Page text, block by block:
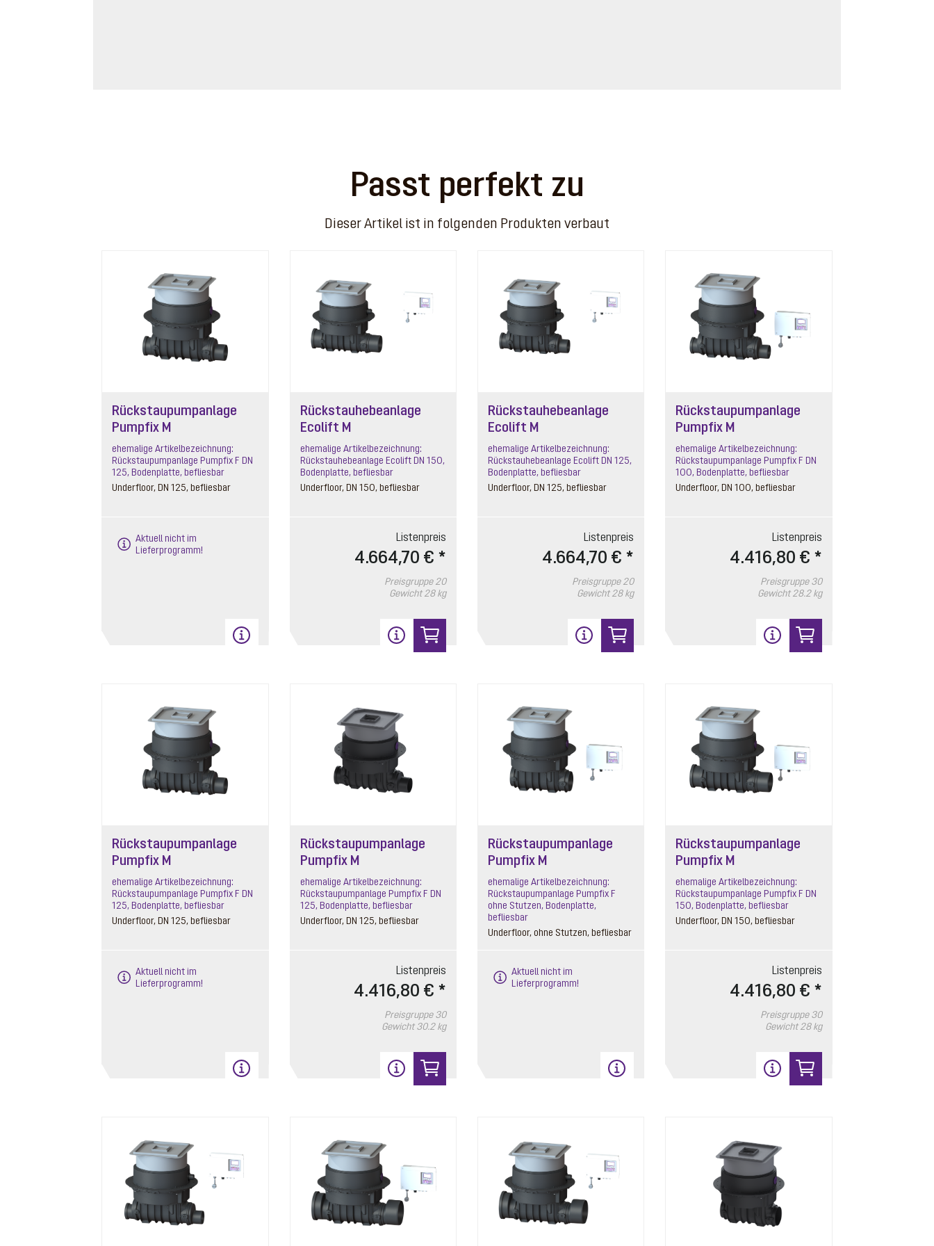
Passt perfekt zu
Dieser Artikel ist in folgenden Produkten verbaut
Rückstaupumpanlage
Pumpfix M
ehemalige Artikelbezeichnung:
Rückstaupumpanlage Pumpfix F DN
125, Bodenplatte, befliesbar
Underfloor, DN 125, befliesbar
Aktuell nicht im
Lieferprogramm!
Rückstauhebeanlage
Ecolift M
ehemalige Artikelbezeichnung:
Rückstauhebeanlage Ecolift DN 150,
Bodenplatte, befliesbar
Underfloor, DN 150, befliesbar
Listenpreis
4.664,70 € *
Preisgruppe 20
Gewicht 28 kg
Rückstauhebeanlage
Ecolift M
ehemalige Artikelbezeichnung:
Rückstauhebeanlage Ecolift DN 125,
Bodenplatte, befliesbar
Underfloor, DN 125, befliesbar
Listenpreis
4.664,70 € *
Preisgruppe 20
Gewicht 28 kg
Rückstaupumpanlage
Pumpfix M
ehemalige Artikelbezeichnung:
Rückstaupumpanlage Pumpfix F DN
100, Bodenplatte, befliesbar
Underfloor, DN 100, befliesbar
Listenpreis
4.416,80 € *
Preisgruppe 30
Gewicht 28.2 kg
Rückstaupumpanlage
Pumpfix M
ehemalige Artikelbezeichnung:
Rückstaupumpanlage Pumpfix F DN
125, Bodenplatte, befliesbar
Underfloor, DN 125, befliesbar
Aktuell nicht im
Lieferprogramm!
Rückstaupumpanlage
Pumpfix M
ehemalige Artikelbezeichnung:
Rückstaupumpanlage Pumpfix F DN
125, Bodenplatte, befliesbar
Underfloor, DN 125, befliesbar
Listenpreis
4.416,80 € *
Preisgruppe 30
Gewicht 30.2 kg
Rückstaupumpanlage
Pumpfix M
ehemalige Artikelbezeichnung:
Rückstaupumpanlage Pumpfix F
ohne Stutzen, Bodenplatte,
befliesbar
Underfloor, ohne Stutzen, befliesbar
Aktuell nicht im
Lieferprogramm!
Rückstaupumpanlage
Pumpfix M
ehemalige Artikelbezeichnung:
Rückstaupumpanlage Pumpfix F DN
150, Bodenplatte, befliesbar
Underfloor, DN 150, befliesbar
Listenpreis
4.416,80 € *
Preisgruppe 30
Gewicht 28 kg